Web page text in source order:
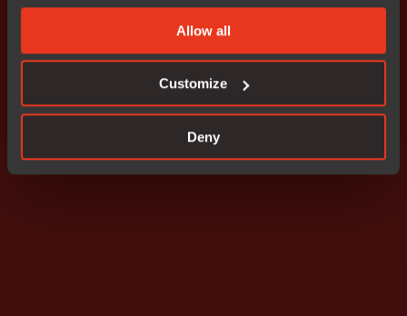
Allow all
Customize
Deny
Release
Prenumerera på IR nyheter